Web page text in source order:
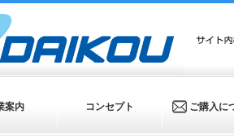
案内 コンセプト ご購入に